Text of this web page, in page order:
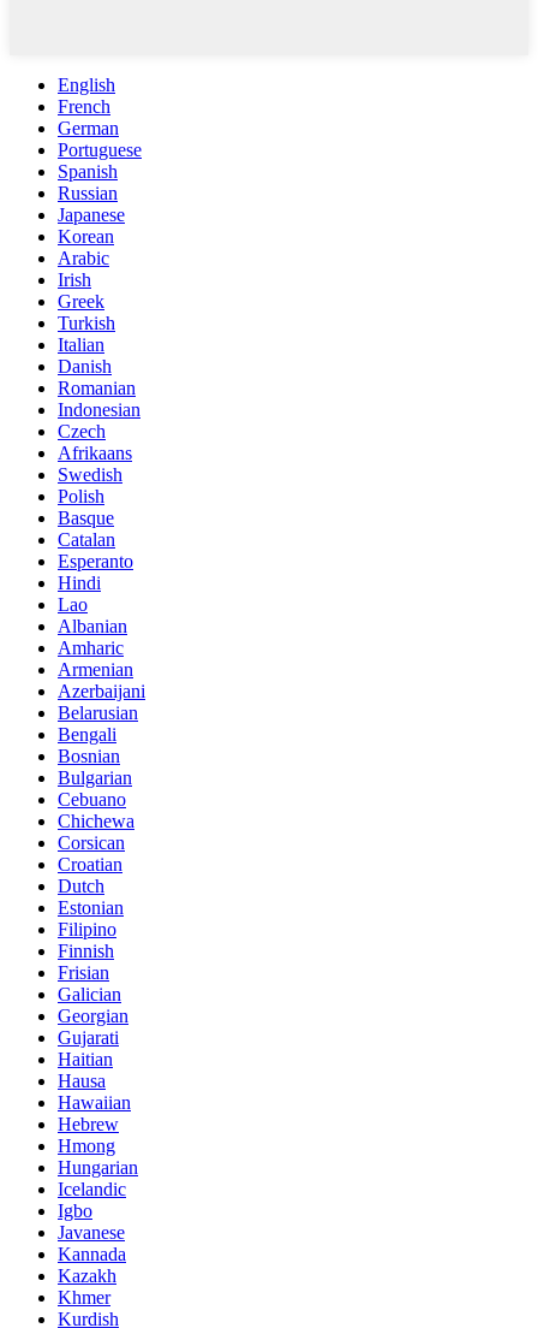
English
French
German
Portuguese
Spanish
Russian
Japanese
Korean
Arabic
Irish
Greek
Turkish
Italian
Danish
Romanian
Indonesian
Czech
Afrikaans
Swedish
Polish
Basque
Catalan
Esperanto
Hindi
Lao
Albanian
Amharic
Armenian
Azerbaijani
Belarusian
Bengali
Bosnian
Bulgarian
Cebuano
Chichewa
Corsican
Croatian
Dutch
Estonian
Filipino
Finnish
Frisian
Galician
Georgian
Gujarati
Haitian
Hausa
Hawaiian
Hebrew
Hmong
Hungarian
Icelandic
Igbo
Javanese
Kannada
Kazakh
Khmer
Kurdish